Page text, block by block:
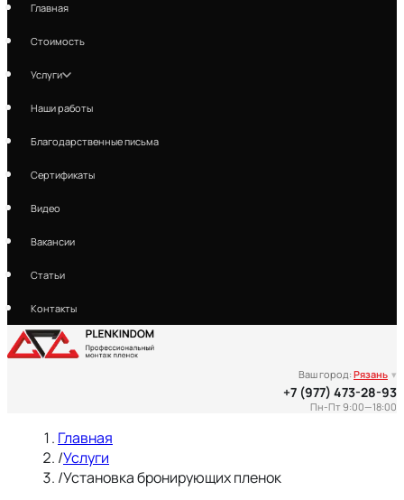
Главная
Стоимость
Услуги
Наши работы
Благодарственные письма
Сертификаты
Видео
Вакансии
Статьи
Контакты
Ваш город: Рязань ▾
+7 (977) 473-28-93
Пн-Пт 9:00—18:00
Главная
/Услуги
/Установка бронирующих пленок